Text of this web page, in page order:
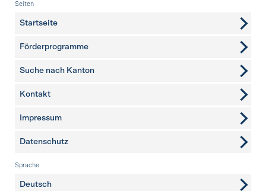
Seiten
Startseite
Förderprogramme
Suche nach Kanton
weitere Seiten
Kontakt
Impressum
Datenschutz
Sprache
Deutsch